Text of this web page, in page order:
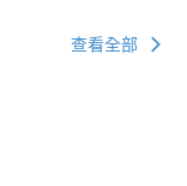
查看全部